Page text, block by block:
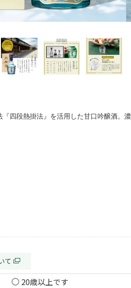
四段熱掛法』を活用した甘口吟醸酒。濃
て
20歳以上です